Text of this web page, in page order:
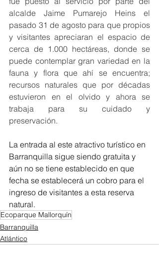
alcalde Jaime Pumarejo Heins el
pasado 31 de agosto para que propios
y visitantes apreciaran el espacio de
cerca de 1.000 hectáreas, donde se
puede contemplar gran variedad en la
fauna y flora que ahí se encuentra;
recursos naturales que por décadas
estuvieron en el olvido y ahora se
trabaja para su cuidado y
preservación.
La entrada al este atractivo turístico en
Barranquilla sigue siendo gratuita y
aún no se tiene establecido en que
fecha se establecerá un cobro para el
ingreso de visitantes a esta reserva
natural.
Ecoparque Mallorquín
Barranquilla
Atlántico